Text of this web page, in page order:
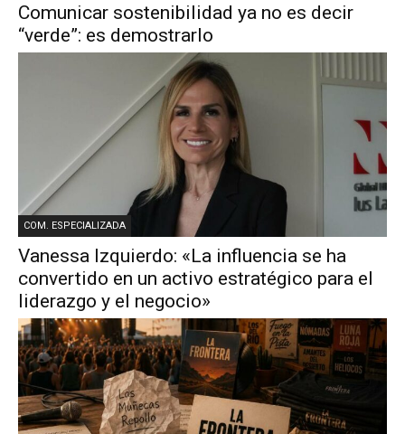
Comunicar sostenibilidad ya no es decir
“verde”: es demostrarlo
COM. ESPECIALIZADA
Vanessa Izquierdo: «La influencia se ha
convertido en un activo estratégico para el
liderazgo y el negocio»